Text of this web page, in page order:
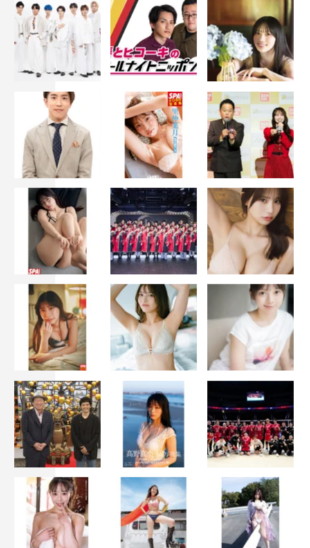
「女性政治家のリアル」
野田聖子議員、辻元清美議員、蓮舫議員、伊藤孝恵議員／
中村海人（Travis Japan）
※辻󠄀元清美議員の「辻」はしんにょうの点が一つ